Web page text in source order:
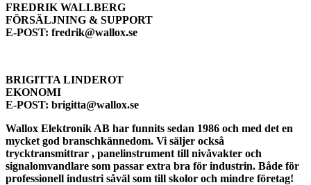
FREDRIK WALLBERG
FÖRSÄLJNING & SUPPORT
E-POST: fredrik@wallox.se
BRIGITTA LINDEROT
EKONOMI
E-POST: brigitta@wallox.se
Wallox Elektronik AB har funnits sedan 1986 och med det en
mycket god branschkännedom. Vi säljer också
trycktransmittrar , panelinstrument till nivåvakter och
signalomvandlare som passar extra bra för industrin. Både för
professionell industri såväl som till skolor och mindre företag!